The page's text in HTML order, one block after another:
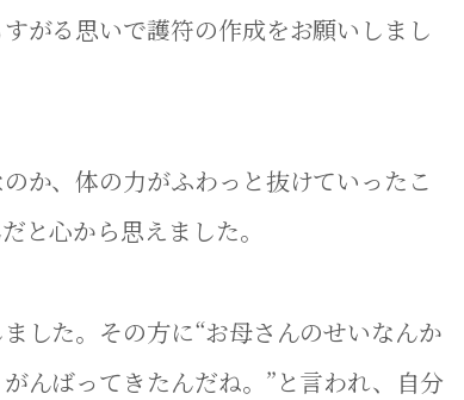
がる思いで護符の作成をお願いしまし
か、体の力がふわっと抜けていったこ
と心から思えました。
した。その方に“お母さんのせいなんか
んばってきたんだね。”と言われ、自分